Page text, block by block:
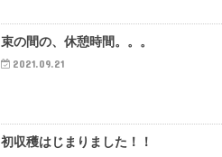
束の間の、休憩時間。。。
2021.09.21
初収穫はじまりました！！